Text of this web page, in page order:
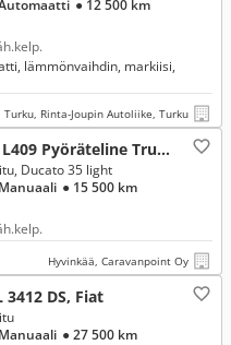
● 12 500 km
lämmönvaihdin, markiisi,
Turku, Rinta-Joupin Autoliike, Turku
Laika KOSMO L409 Pyöräteline Trum, Fiat
Ducato 35 light
● 15 500 km
Hyvinkää, Caravanpoint Oy
3412 DS, Fiat
● 27 500 km